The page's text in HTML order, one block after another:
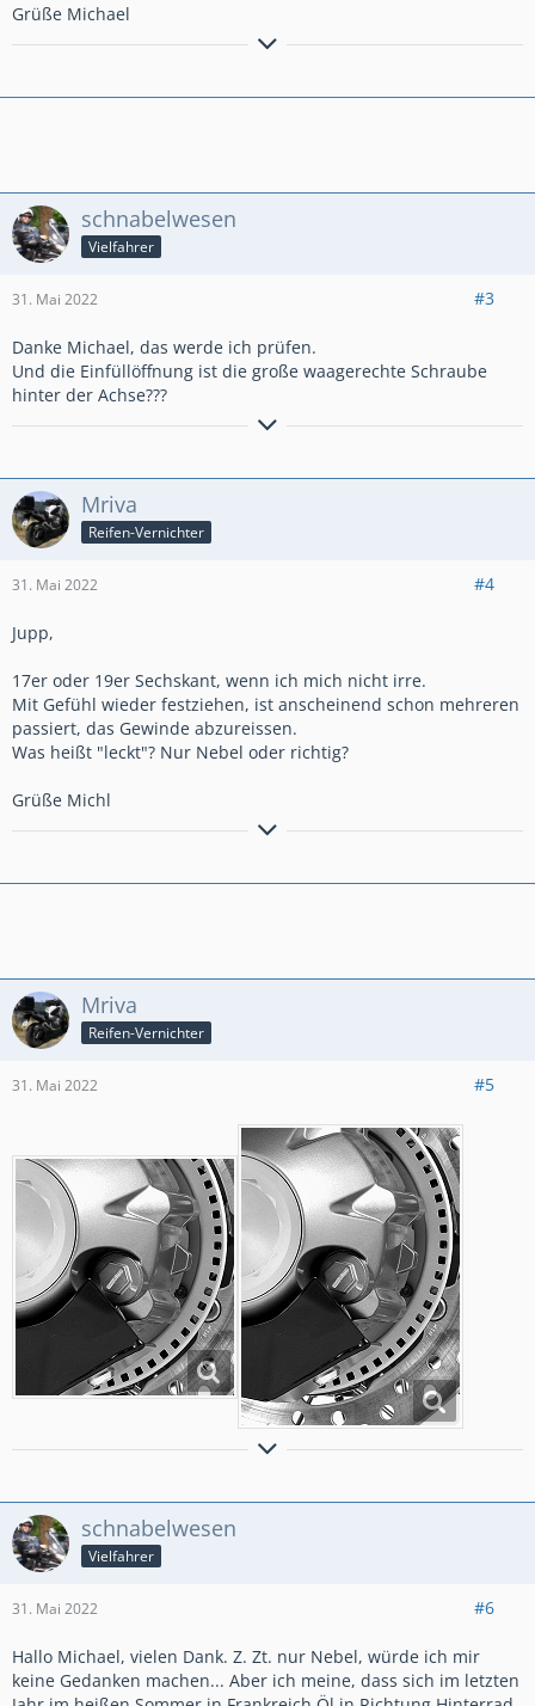
Grüße Michael
geheult wird erst, wenn`s blutet oder komisch absteht
schnabelwesen
Vielfahrer
31. Mai 2022 #3
Danke Michael, das werde ich prüfen.
Und die Einfüllöffnung ist die große waagerechte Schraube
hinter der Achse???
Jeden Morgen Motorsport trainiert das rechte Handgelenk!
Mriva
Reifen-Vernichter
31. Mai 2022 #4
Jupp,
17er oder 19er Sechskant, wenn ich mich nicht irre.
Mit Gefühl wieder festziehen, ist anscheinend schon mehreren
passiert, das Gewinde abzureissen.
Was heißt "leckt"? Nur Nebel oder richtig?
Grüße Michl
geheult wird erst, wenn`s blutet oder komisch absteht
Mriva
Reifen-Vernichter
31. Mai 2022 #5
geheult wird erst, wenn`s blutet oder komisch absteht
schnabelwesen
Vielfahrer
31. Mai 2022 #6
Hallo Michael, vielen Dank. Z. Zt. nur Nebel, würde ich mir
keine Gedanken machen... Aber ich meine, dass sich im letzten